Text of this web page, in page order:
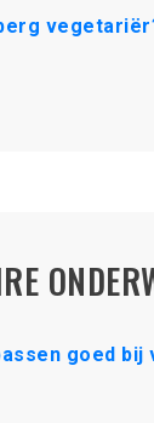
goed bij